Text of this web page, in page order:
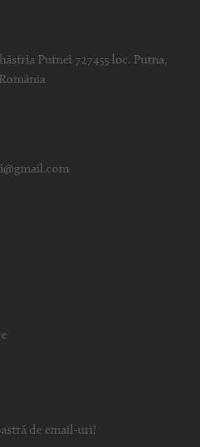
Putnei 727455 loc. Putna,
de email-uri!